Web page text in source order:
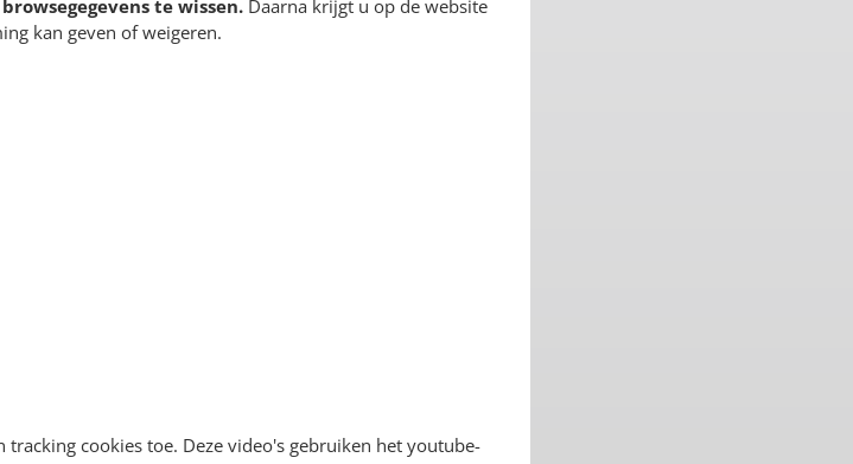
te wissen. Daarna krijgt u op de website
kan geven of weigeren.
tracking cookies toe. Deze video's gebruiken het youtube-